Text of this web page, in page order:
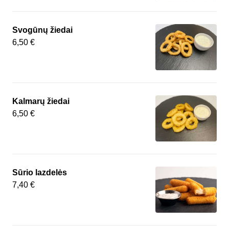
Svogūnų žiedai
6,50 €
Kalmarų žiedai
6,50 €
Sūrio lazdelės
7,40 €